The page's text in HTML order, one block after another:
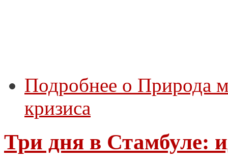
Подробнее о Природа
кризиса
Три дня в Стамбуле: